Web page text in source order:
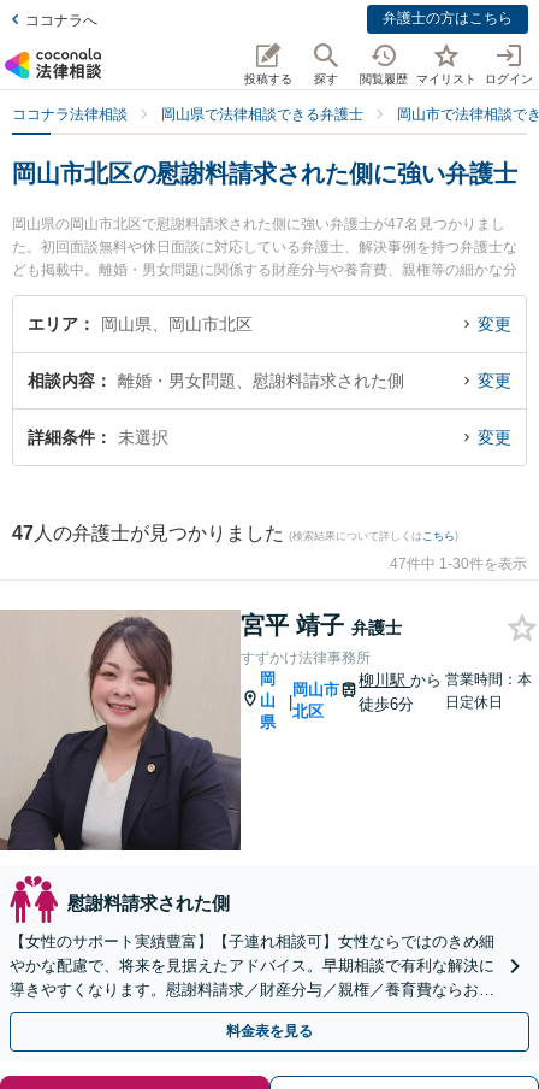
ココナラへ 弁護士の方はこちら
投稿する 探す 閲覧履歴 マイリスト ログイン
ココナラ法律相談 岡山県で法律相談できる弁護士 岡山市で法律相談で
岡山市北区の慰謝料請求された側に強い弁護士
岡山県の岡山市北区で慰謝料請求された側に強い弁護士が47名見つかりまし
た。初回面談無料や休日面談に対応している弁護士、解決事例を持つ弁護士な
ども掲載中。離婚・男女問題に関係する財産分与や養育費、親権等の細かな分
野での絞り込み検索もでき便利です。特にすずかけ法律事務所の宮平 靖子弁護
士や葵綜合法律事務所の吉田 浩晃弁護士、ベリーベスト法律事務所 岡山オフィ
今すぐに弁護士に相談したい』『慰謝料請求された側のトラブル解決の実績豊
富な近くの弁護士を検索したい』『初回相談無料で慰謝料請求された側を法律
相談できる岡山市北区内の弁護士に相談予約したい』などでお困りの相談者さ
エリア 岡山県、岡山市北区 変更
相談内容 離婚・男女問題、慰謝料請求された側 変更
詳細条件 未選択 変更
47 人の弁護士が見つかりました (検索結果について詳しくは こちら)
47件中 1-30件を表示
宮平 靖子 弁護士
すずかけ法律事務所
岡
山
県
|
岡山市
北区
柳川駅から
徒歩6分
営業時間：本
日定休日
慰謝料請求された側
【女性のサポート実績豊富】【子連れ相談可】女性ならではのきめ細
やかな配慮で、将来を見据えたアドバイス。早期相談で有利な解決に
導きやすくなります。慰謝料請求／財産分与／親権／養育費ならお任
せください。【安心の費用設計】【岡山駅徒歩10分】
料金表を見る